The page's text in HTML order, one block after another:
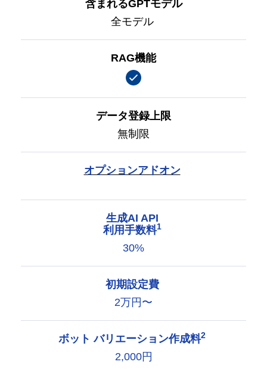
含まれるGPTモデル
全モデル
RAG機能
データ登録上限
無制限
オプションアドオン
生成AI API
利用手数料1
30%
初期設定費
2万円〜
ボット バリエーション作成料2
2,000円